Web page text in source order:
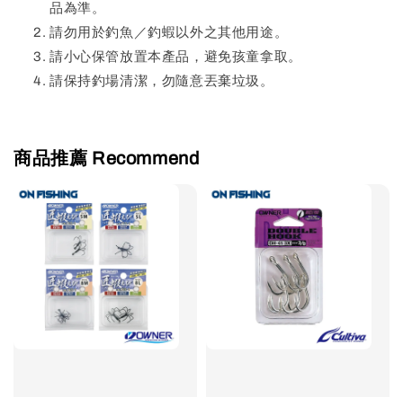
品為準。
請勿用於釣魚／釣蝦以外之其他用途。
請小心保管放置本產品，避免孩童拿取。
請保持釣場清潔，勿隨意丟棄垃圾。
商品推薦 Recommend